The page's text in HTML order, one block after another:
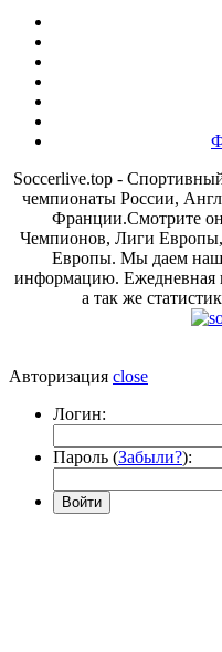
Soccerlive.top -
чемпионаты России,
Франции.Смотрите
Чемпионов, Лиги
Европы. Мы даем
информацию. Ежедневная
а так же
Авторизация close
Логин:
Пароль (Забыли?):
Войти